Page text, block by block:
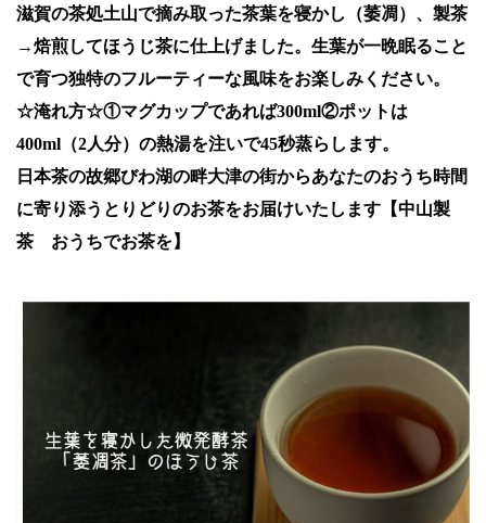
滋賀の茶処土山で摘み取った茶葉を寝かし（萎凋）、製茶
→焙煎してほうじ茶に仕上げました。生葉が一晩眠ること
で育つ独特のフルーティーな風味をお楽しみください。
☆淹れ方☆①マグカップであれば300ml②ポットは
400ml（2人分）の熱湯を注いで45秒蒸らします。
日本茶の故郷びわ湖の畔大津の街からあなたのおうち時間
に寄り添うとりどりのお茶をお届けいたします【中山製
茶 おうちでお茶を】